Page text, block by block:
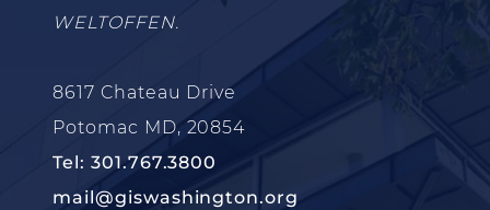
WELTOFFEN.
8617 Chateau Drive
Potomac MD, 20854
Tel: 301.767.3800
mail@giswashington.org